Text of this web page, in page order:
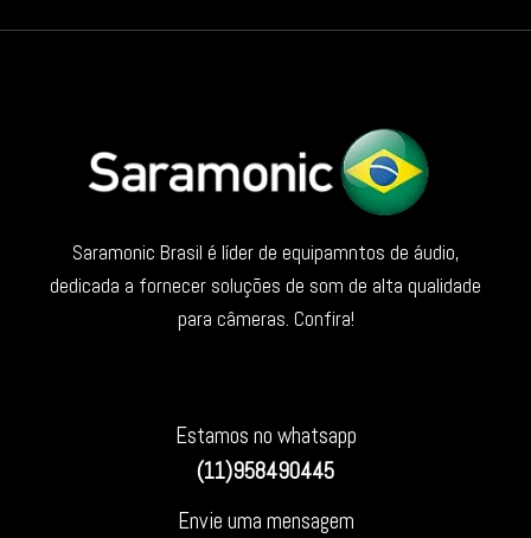
Saramonic Brasil é líder de equipamntos de áudio,
dedicada a fornecer soluções de som de alta qualidade
para câmeras. Confira!
Estamos no whatsapp
(11)958490445
Envie uma mensagem